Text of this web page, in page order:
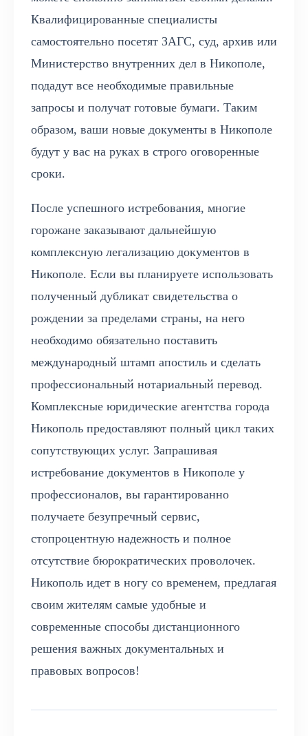
Квалифицированные специалисты
самостоятельно посетят ЗАГС, суд, архив или
Министерство внутренних дел в Никополе,
подадут все необходимые правильные
запросы и получат готовые бумаги. Таким
образом, ваши новые документы в Никополе
будут у вас на руках в строго оговоренные
сроки.
После успешного истребования, многие
горожане заказывают дальнейшую
комплексную легализацию документов в
Никополе. Если вы планируете использовать
полученный дубликат свидетельства о
рождении за пределами страны, на него
необходимо обязательно поставить
международный штамп апостиль и сделать
профессиональный нотариальный перевод.
Комплексные юридические агентства города
Никополь предоставляют полный цикл таких
сопутствующих услуг. Запрашивая
истребование документов в Никополе у
профессионалов, вы гарантированно
получаете безупречный сервис,
стопроцентную надежность и полное
отсутствие бюрократических проволочек.
Никополь идет в ногу со временем, предлагая
своим жителям самые удобные и
современные способы дистанционного
решения важных документальных и
правовых вопросов!